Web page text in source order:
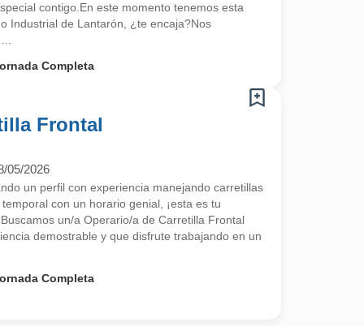
contigo.En este momento tenemos esta
Industrial de Lantarón, ¿te encaja?Nos
Completa
Frontal
05/2026
un perfil con experiencia manejando carretillas
con un horario genial, ¡esta es tu
un/a Operario/a de Carretilla Frontal
demostrable y que disfrute trabajando en un
Completa